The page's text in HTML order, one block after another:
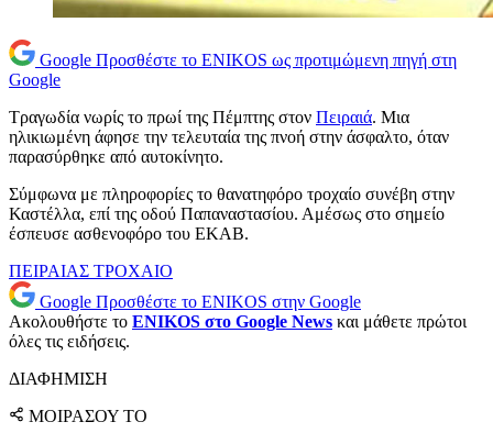
Google Προσθέστε το ENIKOS ως προτιμώμενη πηγή στη
Google
Τραγωδία νωρίς το πρωί της Πέμπτης στον Πειραιά. Μια
ηλικιωμένη άφησε την τελευταία της πνοή στην άσφαλτο, όταν
παρασύρθηκε από αυτοκίνητο.
Σύμφωνα με πληροφορίες το θανατηφόρο τροχαίο συνέβη στην
Καστέλλα, επί της οδού Παπαναστασίου. Αμέσως στο σημείο
έσπευσε ασθενοφόρο του ΕΚΑΒ.
ΠΕΙΡΑΙΑΣ ΤΡΟΧΑΙΟ
Google Προσθέστε το ENIKOS στην Google
Ακολουθήστε το ENIKOS στο Google News και μάθετε πρώτοι
όλες τις ειδήσεις.
ΔΙΑΦΗΜΙΣΗ
ΜΟΙΡΑΣΟΥ ΤΟ